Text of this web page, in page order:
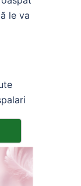
le va